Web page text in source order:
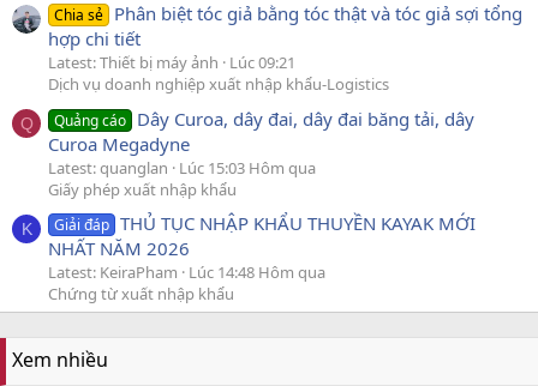
Chia sẻ Phân biệt tóc giả bằng tóc thật và tóc giả sợi tổng
hợp chi tiết
Latest: Thiết bị máy ảnh
Lúc 09:21
Dịch vụ doanh nghiệp xuất nhập khẩu-Logistics
Q Quảng cáo Dây Curoa, dây đai, dây đai băng tải, dây
Curoa Megadyne
Latest: quanglan
Lúc 15:03 Hôm qua
Giấy phép xuất nhập khẩu
K Giải đáp THỦ TỤC NHẬP KHẨU THUYỀN KAYAK MỚI
NHẤT NĂM 2026
Latest: KeiraPham
Lúc 14:48 Hôm qua
Chứng từ xuất nhập khẩu
Xem nhiều